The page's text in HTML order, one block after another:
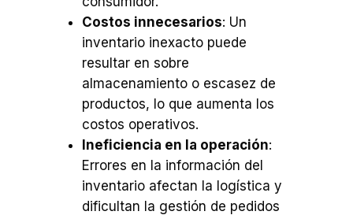
Costos innecesarios: Un
inventario inexacto puede
resultar en sobre
almacenamiento o escasez de
productos, lo que aumenta los
costos operativos.
Ineficiencia en la operación:
Errores en la información del
inventario afectan la logística y
dificultan la gestión de pedidos